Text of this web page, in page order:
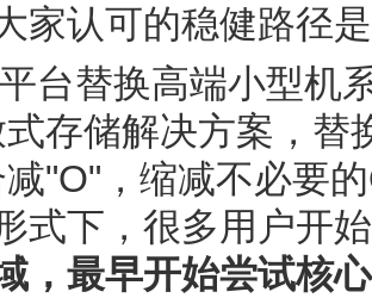
家认可的稳健路径
台替换高端小型机
存储解决方案，替
"O"，缩减不必要
式下，很多用户开
，最早开始尝试核